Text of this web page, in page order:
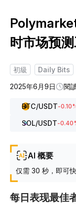
时市场预
初級
Daily Bits
2025年6月9日
閱
BTC/USDT-0.10
SOL/USDT-0.40
AI 概要
仅需 30 秒，即可
每日表现最佳